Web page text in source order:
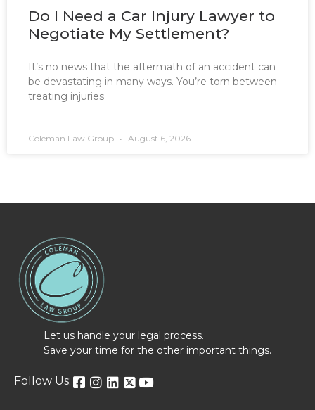
Do I Need a Car Injury Lawyer to
Negotiate My Settlement?
It’s no news that the aftermath of an accident can
be devastating in many ways. You’re torn between
treating injuries
Coleman Law Group August 6, 2026
Let us handle your legal process.
Save your time for the other important things.
Follow Us: